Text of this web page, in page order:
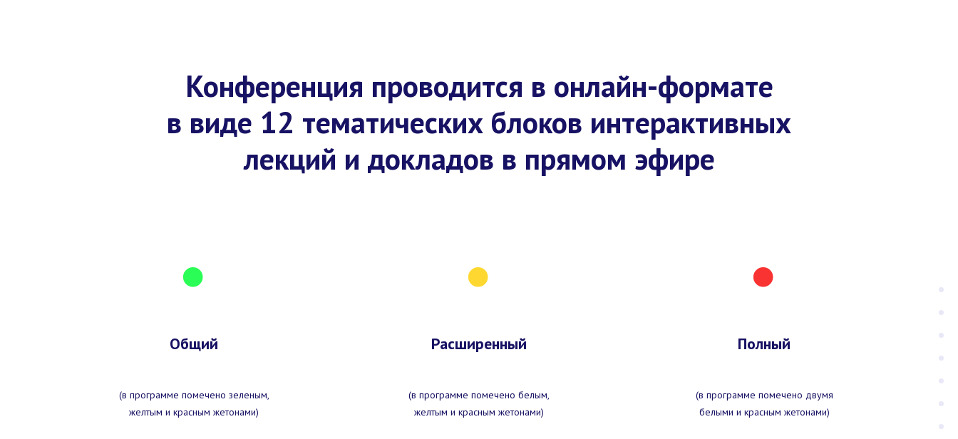
Конференция проводится в онлайн-формате
в виде 12 тематических блоков интерактивных
лекций и докладов в прямом эфире
Общий
(в программе помечено зеленым,
желтым и красным жетонами)
Расширенный
(в программе помечено белым,
желтым и красным жетонами)
Полный
(в программе помечено двумя
белыми и красным жетонами)